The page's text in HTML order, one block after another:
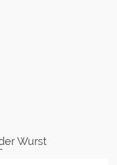
Wurst